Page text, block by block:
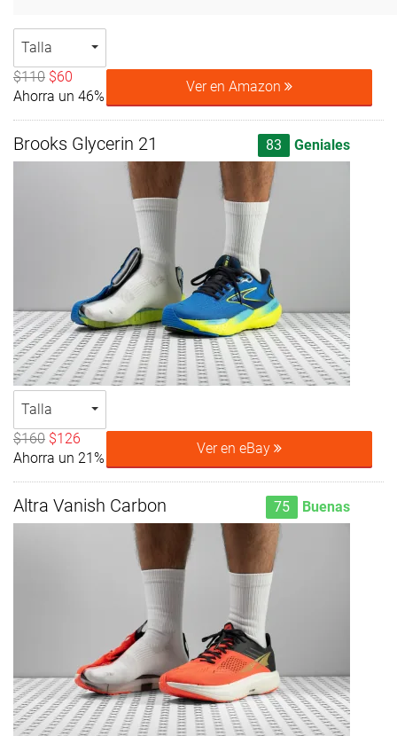
Talla
$110 $60
Ahorra un 46%
Ver en Amazon
Brooks Glycerin 21 83 Geniales
Talla
$160 $126
Ahorra un 21%
Ver en eBay
Altra Vanish Carbon 75 Buenas